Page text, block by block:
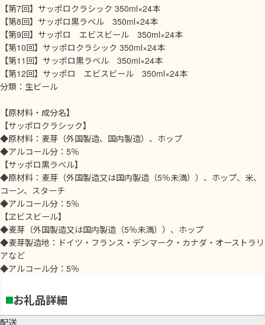
【第7回】サッポロクラシック 350ml×24本
【第8回】サッポロ黒ラベル 350ml×24本
【第9回】サッポロ エビスビール 350ml×24本
【第10回】サッポロクラシック 350ml×24本
【第11回】サッポロ黒ラベル 350ml×24本
【第12回】サッポロ エビスビール 350ml×24本
分類：生ビール
【原材料・成分名】
【サッポロクラシック】
◆原材料：麦芽（外国製造、国内製造）、ホップ
◆アルコール分：5％
【サッポロ黒ラベル】
◆原材料：麦芽（外国製造又は国内製造（5％未満））、ホップ、米、
コーン、スターチ
◆アルコール分：5％
【ヱビスビール】
◆麦芽（外国製造又は国内製造（5％未満））、ホップ
◆麦芽製造地：ドイツ・フランス・デンマーク・カナダ・オーストラリ
アなど
◆アルコール分：5％
お礼品詳細
配送